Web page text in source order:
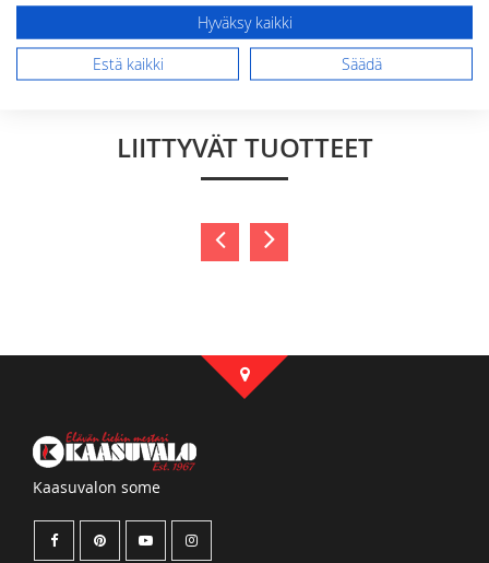
Lähetä arvostelu
LIITTYVÄT TUOTTEET
Kaasuvalon some
Hyväksy kaikki
Estä kaikki Säädä